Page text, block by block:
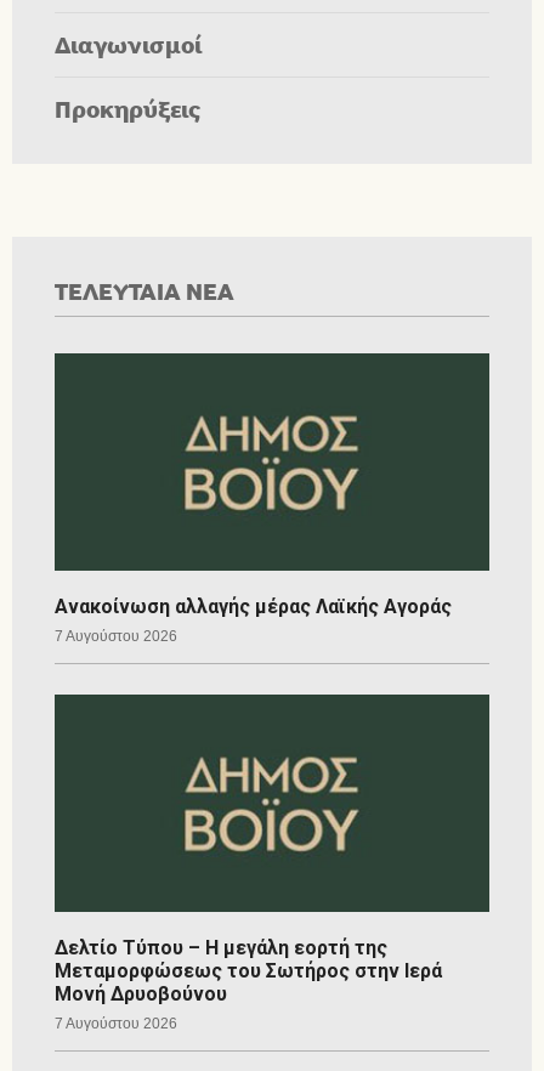
Διαγωνισμοί
Προκηρύξεις
ΤΕΛΕΥΤΑΙΑ ΝΕΑ
Ανακοίνωση αλλαγής μέρας Λαϊκής Αγοράς
7 Αυγούστου 2026
Δελτίο Τύπου – Η μεγάλη εορτή της
Μεταμορφώσεως του Σωτήρος στην Ιερά
Μονή Δρυοβούνου
7 Αυγούστου 2026